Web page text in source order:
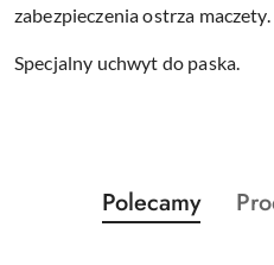
zabezpieczenia ostrza maczety.
Specjalny uchwyt do paska.
Pomiń karuzelę
Produkty
o
Polecamy